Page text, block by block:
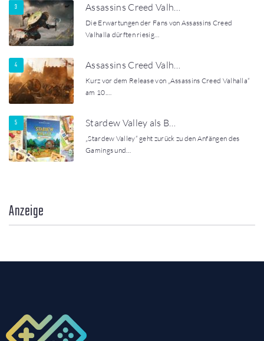
Assassins Creed Valh…
Die Erwartungen der Fans von Assassins Creed
Valhalla dürften riesig…
Assassins Creed Valh…
Kurz vor dem Release von „Assassins Creed Valhalla“
am 10.…
Stardew Valley als B…
„Stardew Valley“ geht zurück zu den Anfängen des
Gamings und…
Anzeige